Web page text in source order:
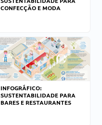
CONFECÇÃO E MODA
INFOGRÁFICO:
SUSTENTABILIDADE PARA
BARES E RESTAURANTES